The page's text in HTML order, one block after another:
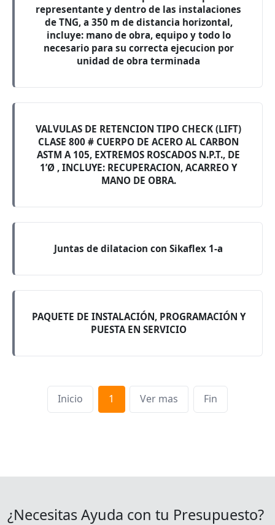
representante y dentro de las instalaciones
de TNG, a 350 m de distancia horizontal,
incluye: mano de obra, equipo y todo lo
necesario para su correcta ejecucion por
unidad de obra terminada
VALVULAS DE RETENCION TIPO CHECK (LIFT)
CLASE 800 # CUERPO DE ACERO AL CARBON
ASTM A 105, EXTREMOS ROSCADOS N.P.T., DE
1’Ø , INCLUYE: RECUPERACION, ACARREO Y
MANO DE OBRA.
Juntas de dilatacion con Sikaflex 1-a
PAQUETE DE INSTALACIÓN, PROGRAMACIÓN Y
PUESTA EN SERVICIO
Inicio 1 Ver mas Fin
¿Necesitas Ayuda con tu Presupuesto?